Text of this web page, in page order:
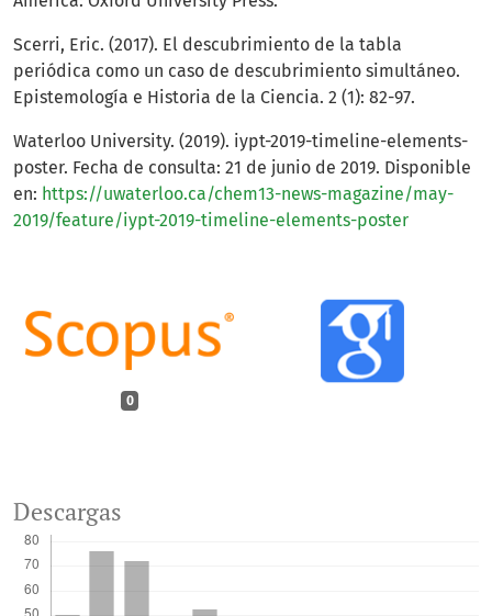
0
Descargas
Scerri, Eric. (2017). El descubrimiento de la tabla
periódica como un caso de descubrimiento simultáneo.
Epistemología e Historia de la Ciencia. 2 (1): 82-97.
Waterloo University. (2019). iypt-2019-timeline-elements-
poster. Fecha de consulta: 21 de junio de 2019. Disponible
en: https://uwaterloo.ca/chem13-news-magazine/may-
2019/feature/iypt-2019-timeline-elements-poster